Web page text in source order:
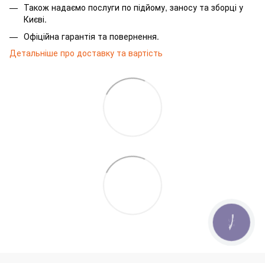
Також надаємо послуги по підйому, заносу та зборці у
Києві.
Офіційна гарантія та повернення.
Детальніше про доставку та вартість
КНОПКА
ЗВ'ЯЗКУ